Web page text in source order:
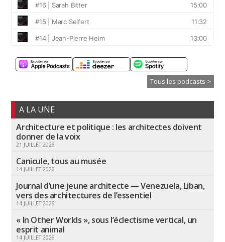
Tous les podcasts >
A LA UNE
Architecture et politique : les architectes doivent
donner de la voix
21 JUILLET 2026
Canicule, tous au musée
14 JUILLET 2026
Journal d’une jeune architecte — Venezuela, Liban,
vers des architectures de l’essentiel
14 JUILLET 2026
« In Other Worlds », sous l’éclectisme vertical, un
esprit animal
14 JUILLET 2026